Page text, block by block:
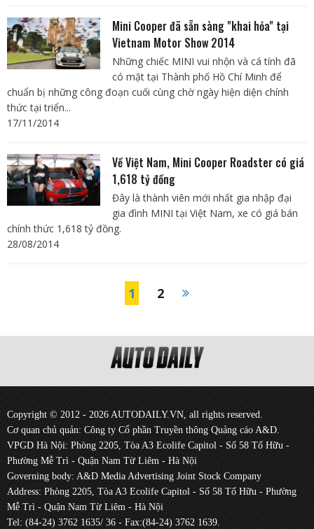
Mini Cooper đã sẵn sàng "khai hỏa" tại
Vietnam Motor Show 2014
Những chiếc MINI vui nhộn và cá tính đã
có mặt tại Thành phố Hồ Chí Minh để
chuẩn bị những công đoạn cuối cùng chờ ngày hiện diện chính
thức tại triển...
17/11/2014
Về Việt Nam, Mini Cooper Roadster có giá
1,618 tỷ đồng
Đây là thành viên mới nhất gia nhập đại
gia đình MINI tại Việt Nam, xe có giá bán
chính thức 1,618 tỷ đồng.
28/08/2014
1 2
Copyright © 2012 - 2026 AUTODAILY.VN, all rights reserved.
Cơ quan chủ quản: Công ty Cổ phần Truyền thông Quảng cáo A&D.
VPGD Hà Nội: Phòng 2205, Tòa A3 Ecolife Capitol - Số 58 Tố Hữu -
Phường Mễ Trì - Quận Nam Từ Liêm - Hà Nội
Governing body: A&D Media Advertising Joint Stock Company
Address: Phòng 2205, Tòa A3 Ecolife Capitol - Số 58 Tố Hữu - Phường
Mễ Trì - Quận Nam Từ Liêm - Hà Nội
Tel: (84-24) 3762 1635/ 36 - Fax:(84-24) 3762 1639.